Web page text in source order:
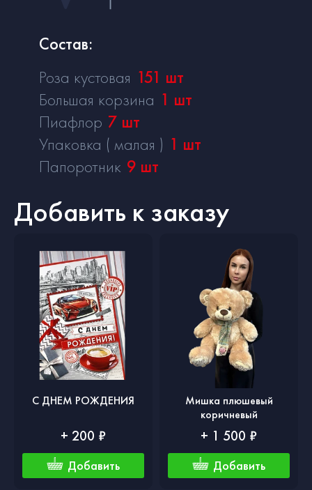
Состав:
Роза кустовая 151 шт
Большая корзина 1 шт
Пиафлор 7 шт
Упаковка ( малая ) 1 шт
Папоротник 9 шт
Добавить к заказу
С ДНЕМ РОЖДЕНИЯ
+ 200 ₽
Добавить
Мишка плюшевый
коричневый
+ 1 500 ₽
Добавить